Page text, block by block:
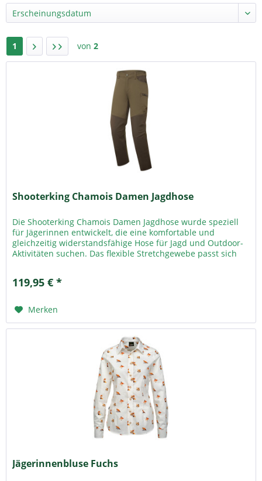
1 von 2
Shooterking Chamois Damen Jagdhose
Die Shooterking Chamois Damen Jagdhose wurde speziell
für Jägerinnen entwickelt, die eine komfortable und
gleichzeitig widerstandsfähige Hose für Jagd und Outdoor-
Aktivitäten suchen. Das flexible Stretchgewebe passt sich
119,95 € *
Merken
Jägerinnenbluse Fuchs